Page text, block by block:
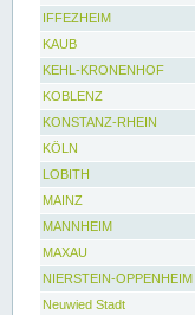
IFFEZHEIM
KAUB
KEHL-KRONENHOF
KOBLENZ
KONSTANZ-RHEIN
KÖLN
LOBITH
MAINZ
MANNHEIM
MAXAU
NIERSTEIN-OPPENHEIM
Neuwied Stadt